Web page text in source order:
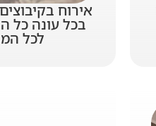
אירוח
בכל עונה כל
לכל